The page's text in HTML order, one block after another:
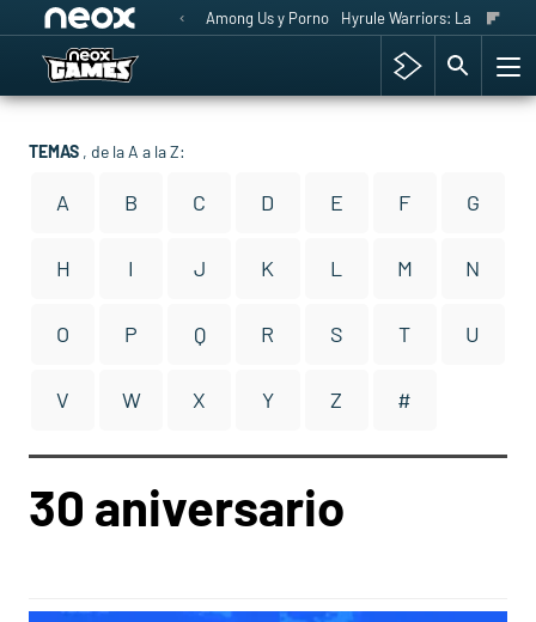
Among Us y Porno Hyrule Warriors: La Era del
TEMAS , de la A a la Z:
A B C D E F G
H I J K L M N
O P Q R S T U
V W X Y Z #
30 aniversario